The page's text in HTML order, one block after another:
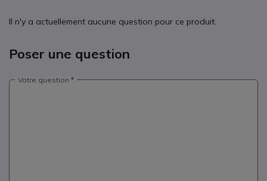
Il n'y a actuellement aucune question pour ce produit.
Poser une question
Votre question